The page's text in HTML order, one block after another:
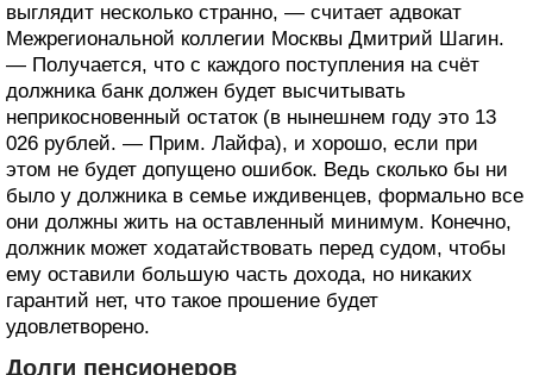
выглядит несколько странно, — считает адвокат
Межрегиональной коллегии Москвы Дмитрий Шагин.
— Получается, что с каждого поступления на счёт
должника банк должен будет высчитывать
неприкосновенный остаток (в нынешнем году это 13
026 рублей. — Прим. Лайфа), и хорошо, если при
этом не будет допущено ошибок. Ведь сколько бы ни
было у должника в семье иждивенцев, формально все
они должны жить на оставленный минимум. Конечно,
должник может ходатайствовать перед судом, чтобы
ему оставили большую часть дохода, но никаких
гарантий нет, что такое прошение будет
удовлетворено.
Долги пенсионеров